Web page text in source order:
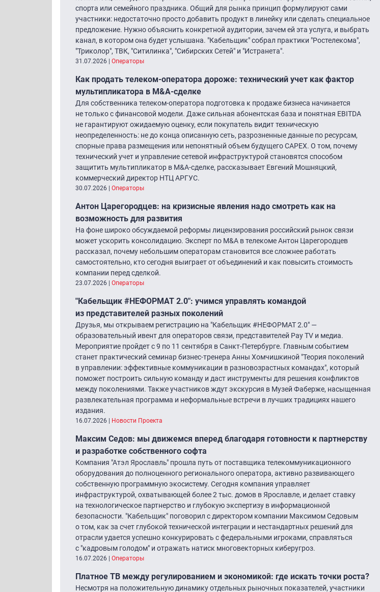
спорта или семейного праздника. Общий для рынка принцип формулируют сами
участники: недостаточно просто добавить продукт в линейку или сделать специальное
предложение. Нужно объяснить конкретной аудитории, зачем ей эта услуга, и выбрать
канал, в котором она будет услышана. "Кабельщик" собрал практики "Ростелекома",
"Триколор", ТВК, "Ситилинка", "Сибирских Сетей" и "Истранета".
31.07.2026 | Операторы
Как продать телеком-оператора дороже: технический учет как фактор
мультипликатора в M&A-сделке
Для собственника телеком-оператора подготовка к продаже бизнеса начинается
не только с финансовой модели. Даже сильная абонентская база и понятная EBITDA
не гарантируют ожидаемую оценку, если покупатель видит техническую
неопределенность: не до конца описанную сеть, разрозненные данные по ресурсам,
спорные права размещения или непонятный объем будущего CAPEX. О том, почему
технический учет и управление сетевой инфраструктурой становятся способом
защитить мультипликатор в M&A-сделке, рассказывает Евгений Мошняцкий,
коммерческий директор НТЦ АРГУС.
30.07.2026 | Операторы
Антон Царегородцев: на кризисные явления надо смотреть как на
возможность для развития
На фоне широко обсуждаемой реформы лицензирования российский рынок связи
может ускорить консолидацию. Эксперт по M&A в телекоме Антон Царегородцев
рассказал, почему небольшим операторам становится все сложнее работать
самостоятельно, кто сегодня выиграет от объединений и как повысить стоимость
компании перед сделкой.
23.07.2026 | Операторы
"Кабельщик #НЕФОРМАТ 2.0″: учимся управлять командой
из представителей разных поколений
Друзья, мы открываем регистрацию на "Кабельщик #НЕФОРМАТ 2.0″ —
образовательный ивент для операторов связи, представителей Pay TV и медиа.
Мероприятие пройдет с 9 по 11 сентября в Санкт-Петербурге. Главным событием
станет практический семинар бизнес-тренера Анны Хомчишкиной "Теория поколений
в управлении: эффективные коммуникации в разновозрастных командах", который
поможет построить сильную команду и даст инструменты для решения конфликтов
между поколениями. Также участников ждут экскурсия в Музей Фаберже, насыщенная
развлекательная программа и неформальные встречи в лучших традициях нашего
издания.
16.07.2026 | Новости Проекта
Максим Седов: мы движемся вперед благодаря готовности к партнерству
и разработке собственного софта
Компания "Атэл Ярославль" прошла путь от поставщика телекоммуникационного
оборудования до полноценного регионального оператора, активно развивающего
собственную программную экосистему. Сегодня компания управляет
инфраструктурой, охватывающей более 2 тыс. домов в Ярославле, и делает ставку
на технологическое партнерство и глубокую экспертизу в информационной
безопасности. "Кабельщик" поговорил с директором компании Максимом Седовым
о том, как за счет глубокой технической интеграции и нестандартных решений для
отрасли удается успешно конкурировать с федеральными игроками, справляться
с "кадровым голодом" и отражать натиск многовекторных киберугроз.
16.07.2026 | Операторы
Платное ТВ между регулированием и экономикой: где искать точки роста?
Несмотря на положительную динамику отдельных рыночных показателей, участники